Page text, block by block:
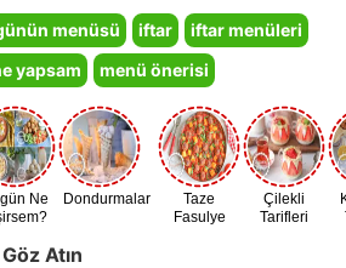
menüsü iftar
iftar menüleri
yapsam menü önerisi
Ne
Dondurmalar
Taze
Fasulye
Çilekli
Tarifleri
Atın